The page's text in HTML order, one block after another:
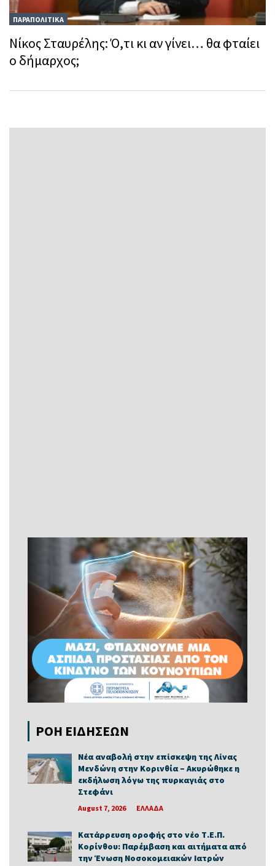
ΠΑΡΑΠΟΛΙΤΙΚΑ
Νίκος Σταυρέλης: Ό,τι κι αν γίνει… θα φταίει
ο δήμαρχος;
ΡΟΗ ΕΙΔΗΣΕΩΝ
Νέα αναβολή στην επίσκεψη της Λίνας
Μενδώνη στην Κορινθία – Ακυρώθηκε η
εκδήλωση λόγω της πυρκαγιάς στο
Στεφάνι
August 7, 2026 ΕΛΛΑΔΑ
Κατάρρευση οροφής στο νέο Τ.Ε.Π.
Κορίνθου: Παρέμβαση και αιτήματα από
την Ένωση Νοσοκομειακών Ιατρών